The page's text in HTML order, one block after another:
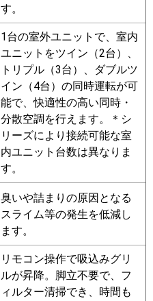
す。
1台の室外ユニットで、室内
ユニットをツイン（2台）、
トリプル（3台）、ダブルツ
イン（4台）の同時運転が可
能で、快適性の高い同時・
分散空調を行えます。＊シ
リーズにより接続可能な室
内ユニット台数は異なりま
す。
臭いや詰まりの原因となる
スライム等の発生を低減し
ます。
リモコン操作で吸込みグリ
ルが昇降。脚立不要で、フ
ィルター清掃でき、時間も